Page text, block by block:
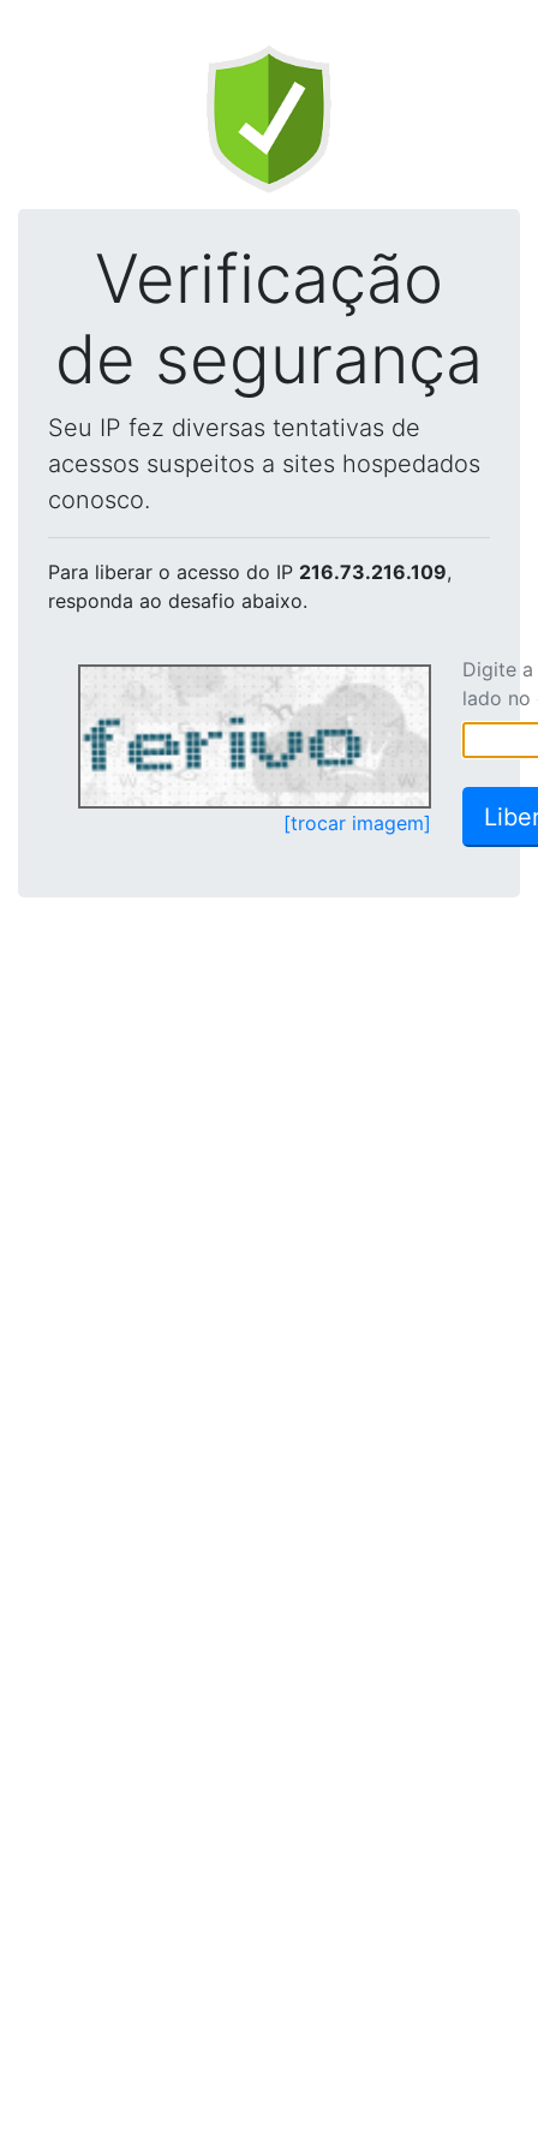
Verificação
de segurança
Seu IP fez diversas tentativas de
acessos suspeitos a sites hospedados
conosco.
Para liberar o acesso do IP 216.73.216.109,
responda ao desafio abaixo.
[trocar imagem]
Digite
lado no